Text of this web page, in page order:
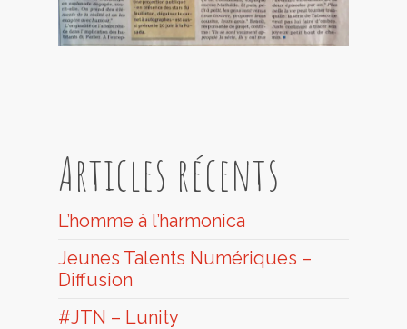
Articles récents
L’homme à l’harmonica
Jeunes Talents Numériques –
Diffusion
#JTN – Lunity